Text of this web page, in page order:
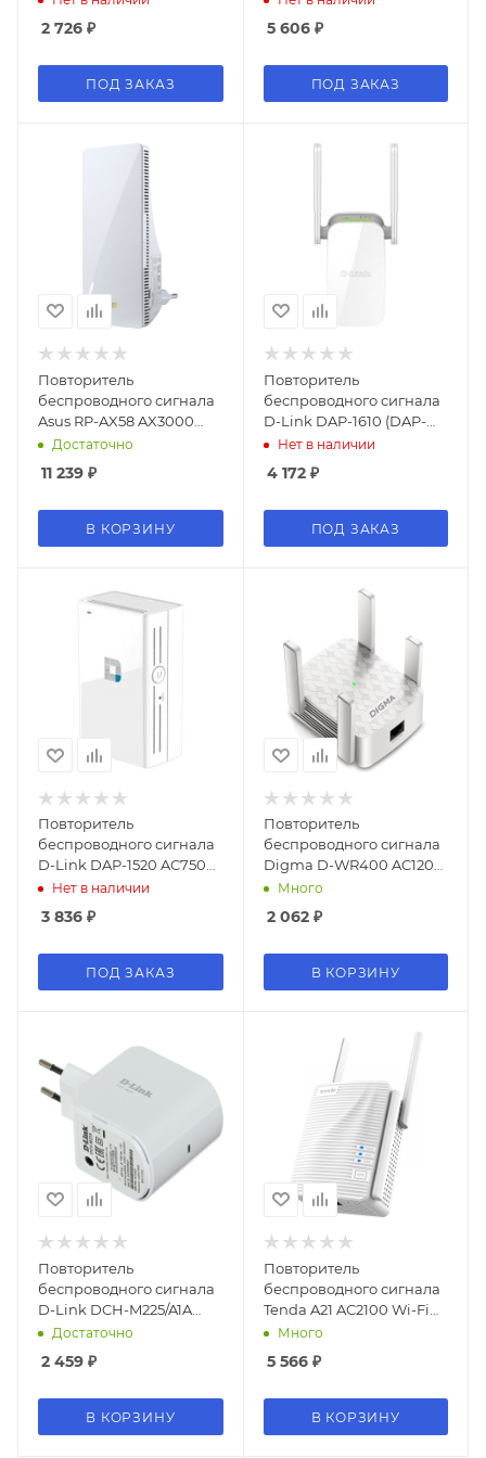
2 726 ₽
ПОД ЗАКАЗ
5 606₽
ПОД ЗАКАЗ
Повторитель
беспроводного сигнала
Asus RP-AX58 AX3000
10/100/1000BASE-T
Достаточно
11 239 ₽
В КОРЗИНУ
Повторитель
беспроводного сигнала
D-Link DAP-1610 (DAP-
1610/ACR/A2A) Wi-Fi
Нет в наличии
4 172₽
ПОД ЗАКАЗ
Повторитель
беспроводного сигнала
D-Link DAP-1520 AC750
10/100/1000BASE-TX
Нет в наличии
3 836 ₽
ПОД ЗАКАЗ
Повторитель
беспроводного сигнала
Digma D-WR400 AC1200
10/100BASE-TX/Wi-Fi
Много
2 062₽
В КОРЗИНУ
Повторитель
беспроводного сигнала
D-Link DCH-M225/A1A
N300 Wi-Fi
Достаточно
2 459 ₽
В КОРЗИНУ
Повторитель
беспроводного сигнала
Tenda A21 AC2100 Wi-Fi
белый
Много
5 566₽
В КОРЗИНУ